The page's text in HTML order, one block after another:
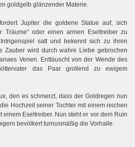
goldgelb glänzender Materie.
Jupiter die goldene Statue auf, sich
Träume“ oder einen armen Eseltreiber zu
satt und bekennt sich zu ihren
Zauber wird durch wahre Liebe gebrochen
Venen. Enttäuscht von der Wende des
das Paar grollend zu ewigem
den es schmerzt, dass der Goldregen nun
Hochzeit seiner Tochter mit einem reichen
einem Eseltreiber. Nun steht er vor dem Ruin
bevölkert turnusmäßig die Vorhalle.